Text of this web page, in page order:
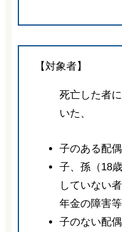
【対象者】
死亡した者
いた、
子のある配
子、孫（18
していない
年金の障害
子のない配